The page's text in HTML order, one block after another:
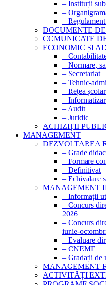
– Instituții
–
–
DOCUMENTE
COMUNICATE
ECONOMIC ȘI
–
– Normare,
– Secretariat
– Tehnic-
– Rețea
–
– Audit
– Juridic
ACHIZIȚII
MANAGEMENT
DEZVOLTAREA
– Grade
– Formare
– Definitivat
– Echivalare
MANAGEMENT
– Informații
– Concurs
2026
– Concurs
iunie-
– Evaluare
– CNEME
– Gradații de
MANAGEMENT
ACTIVITĂȚI